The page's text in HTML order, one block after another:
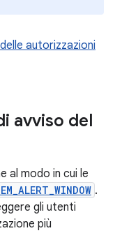
autorizzazioni
avviso del
al modo in cui le
.
gli utenti
più